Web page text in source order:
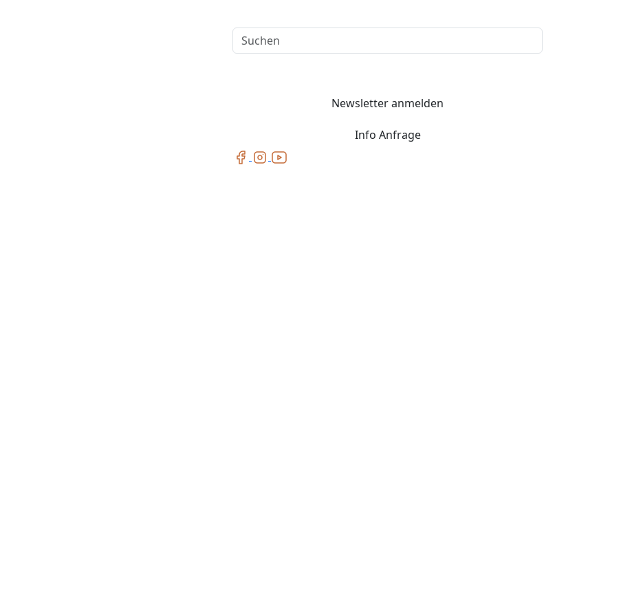
Suchen
Newsletter anmelden
Info Anfrage